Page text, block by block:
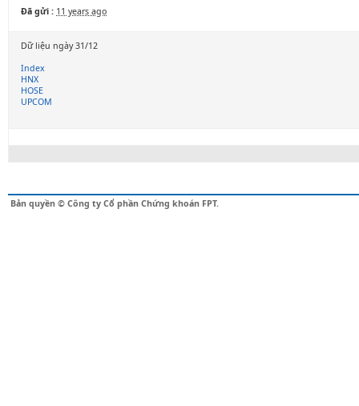
Đã gửi : 11 years ago
Dữ liệu ngày 31/12
Index
HNX
HOSE
UPCOM
Bản quyền © Công ty Cổ phần Chứng khoán FPT.